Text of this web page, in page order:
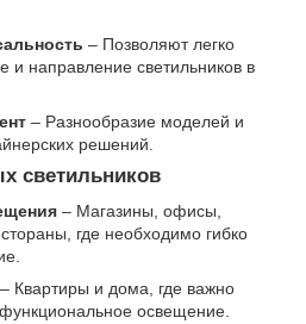
– Позволяют легко
и направление светильников в
– Разнообразие моделей и
решений.
светильников
– Магазины, офисы,
где необходимо гибко
– Квартиры и дома, где важно
освещение.